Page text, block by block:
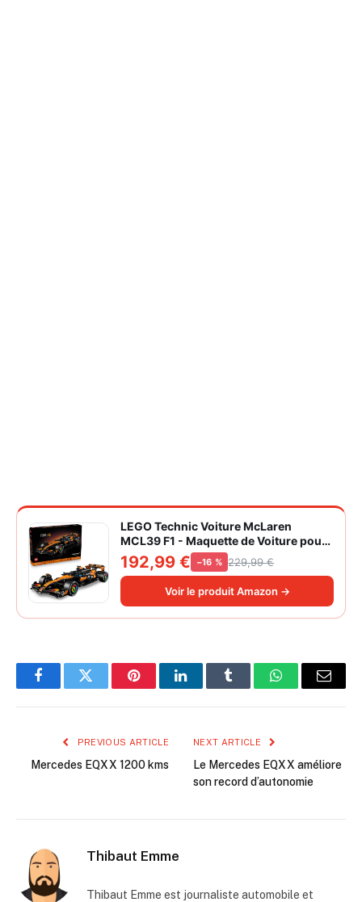
LEGO Technic Voiture McLaren
MCL39 F1 - Maquette de Voiture pour
Adulte - Set de Construction Formule 1
Collector - Moteur V6 & Différentiel -
Idée Cadeau pour Fans de Sport
Automobile 42228
192,99 € −16 % 229,99 €
Voir le produit Amazon →
FacebookTwitter PinterestLinkedInTumblr WhatsAppEmail
PREVIOUS ARTICLE
Mercedes EQXX 1200 kms
NEXT ARTICLE
Le Mercedes EQXX améliore
son record d’autonomie
Thibaut Emme
Thibaut Emme est journaliste automobile et